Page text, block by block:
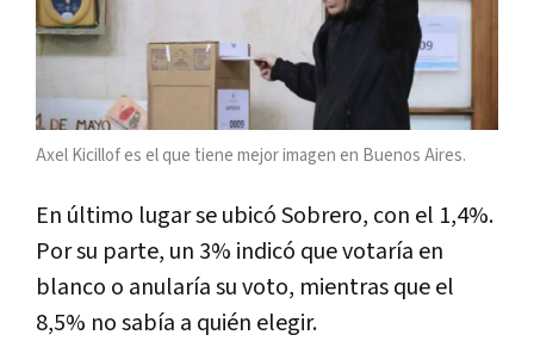
Axel Kicillof es el que tiene mejor imagen en Buenos Aires.
En último lugar se ubicó Sobrero, con el 1,4%.
Por su parte, un 3% indicó que votaría en
blanco o anularía su voto, mientras que el
8,5% no sabía a quién elegir.